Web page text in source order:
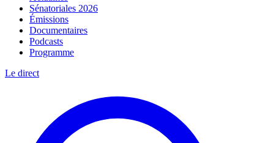
Sénatoriales 2026
Émissions
Documentaires
Podcasts
Programme
Le direct